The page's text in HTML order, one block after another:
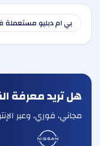
بي ام دبليو مستعملة
هل تريد معرفة
مجاني، فوري، وعبر